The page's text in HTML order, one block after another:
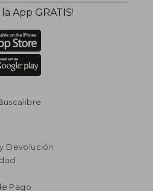
App GRATIS!
Devolución
Pago